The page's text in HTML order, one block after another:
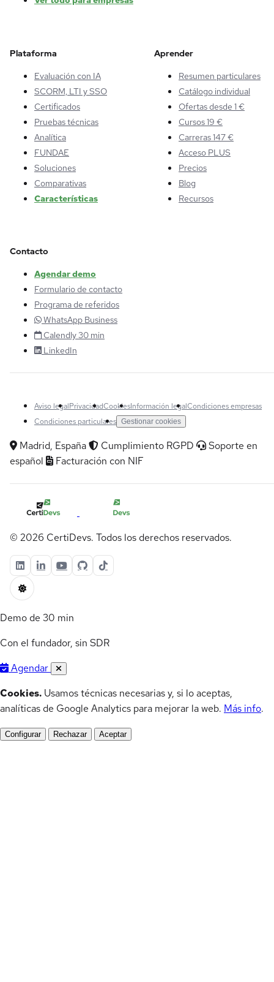
Plataforma
Evaluación con IA
SCORM, LTI y SSO
Certificados
Pruebas técnicas
Analítica
FUNDAE
Soluciones
Comparativas
Características
Aprender
Resumen particulares
Catálogo individual
Ofertas desde 1 €
Cursos 19 €
Carreras 147 €
Acceso PLUS
Precios
Blog
Recursos
Contacto
Agendar demo
Formulario de contacto
Programa de referidos
WhatsApp Business
Calendly 30 min
LinkedIn
Aviso legalPrivacidadCookiesInformación legalCondiciones empresas
Condiciones particulares Gestionar cookies
Madrid, España Cumplimiento RGPD
Soporte en
español
Facturación con NIF
© 2026 CertiDevs. Todos los derechos reservados.
Demo de 30 min
Con el fundador, sin SDR
Agendar
Cookies. Usamos técnicas necesarias y, si lo aceptas,
analíticas de Google Analytics para mejorar la web. Más info.
Configurar Rechazar Aceptar